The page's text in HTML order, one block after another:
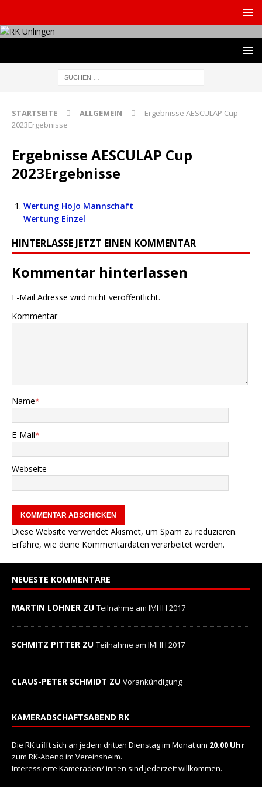
STARTSEITE ALLGEMEIN
Ergebnisse AESCULAP Cup
2023Ergebnisse
Ergebnisse AESCULAP Cup
2023Ergebnisse
Wertung HoJo Mannschaft
Wertung Einzel
HINTERLASSE JETZT EINEN KOMMENTAR
Kommentar hinterlassen
E-Mail Adresse wird nicht veröffentlicht.
Kommentar
Name*
E-Mail*
Webseite
Diese Website verwendet Akismet, um Spam zu reduzieren.
Erfahre, wie deine Kommentardaten verarbeitet werden.
NEUESTE KOMMENTARE
MARTIN LOHNER ZU Teilnahme am IMHH 2017
SCHMITZ PITTER ZU Teilnahme am IMHH 2017
CLAUS-PETER SCHMIDT ZU Vorankündigung
KAMERADSCHAFTSABEND RK
Die RK trifft sich an jedem dritten Dienstag im Monat um 20.00 Uhr
zum RK-Abend im Vereinsheim.
Interessierte Kameraden/ innen sind jederzeit willkommen.